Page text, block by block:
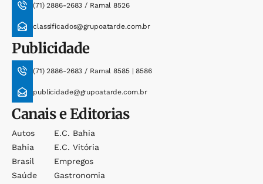
(71) 2886-2683 / Ramal 8526
classificados@grupoatarde.com.br
Publicidade
(71) 2886-2683 / Ramal 8585 | 8586
publicidade@grupoatarde.com.br
Canais e Editorias
Autos
Bahia
Brasil
Saúde
E.c. Bahia
E.c. Vitória
Empregos
Gastronomia